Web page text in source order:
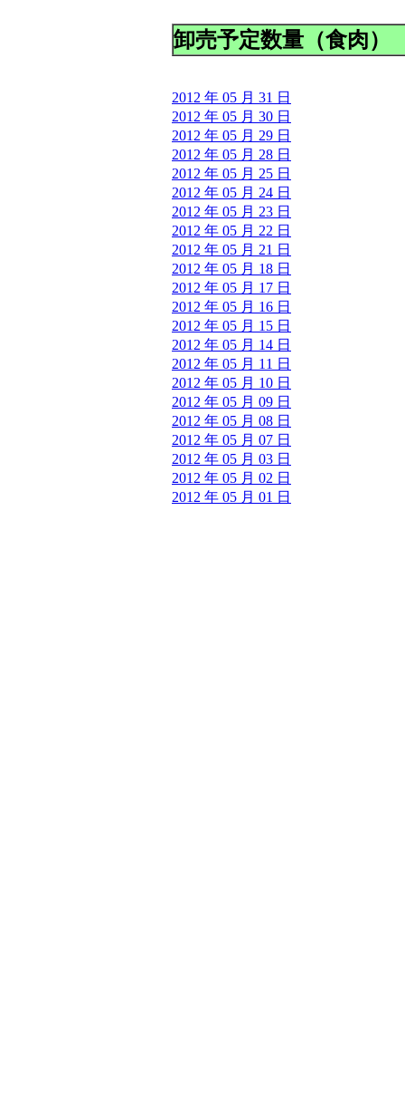
卸売予定数量（食肉）
2012 年 05 月 31 日
2012 年 05 月 30 日
2012 年 05 月 29 日
2012 年 05 月 28 日
2012 年 05 月 25 日
2012 年 05 月 24 日
2012 年 05 月 23 日
2012 年 05 月 22 日
2012 年 05 月 21 日
2012 年 05 月 18 日
2012 年 05 月 17 日
2012 年 05 月 16 日
2012 年 05 月 15 日
2012 年 05 月 14 日
2012 年 05 月 11 日
2012 年 05 月 10 日
2012 年 05 月 09 日
2012 年 05 月 08 日
2012 年 05 月 07 日
2012 年 05 月 03 日
2012 年 05 月 02 日
2012 年 05 月 01 日